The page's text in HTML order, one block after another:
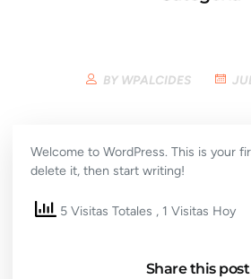
BY WPALCIDES
Welcome to WordPress. This is your
delete it, then start writing!
5 Visitas Totales , 1 Visitas Hoy
Share this post